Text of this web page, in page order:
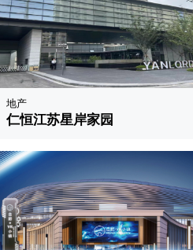
最新案例 杭州港龙城
地产
仁恒江苏星岸家园